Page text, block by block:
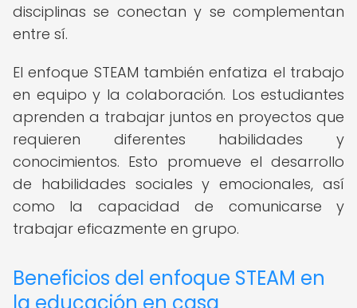
disciplinas se conectan y se complementan
entre sí.
El enfoque STEAM también enfatiza el trabajo
en equipo y la colaboración. Los estudiantes
aprenden a trabajar juntos en proyectos que
requieren diferentes habilidades y
conocimientos. Esto promueve el desarrollo
de habilidades sociales y emocionales, así
como la capacidad de comunicarse y
trabajar eficazmente en grupo.
Beneficios del enfoque STEAM en